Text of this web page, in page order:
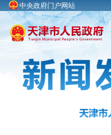
中央政府门户网站